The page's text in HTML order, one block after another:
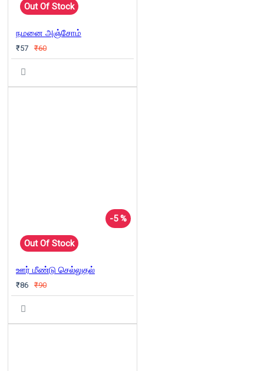
Out Of Stock
நமனை அஞ்சோம்
₹57 ₹60
-5 %
Out Of Stock
ஊர் மீண்டு செல்லுதல்
₹86 ₹90